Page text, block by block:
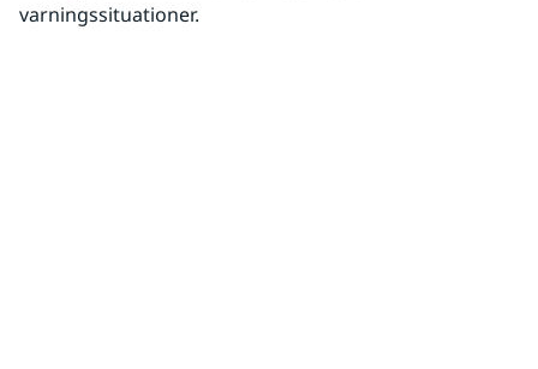
varningssituationer.